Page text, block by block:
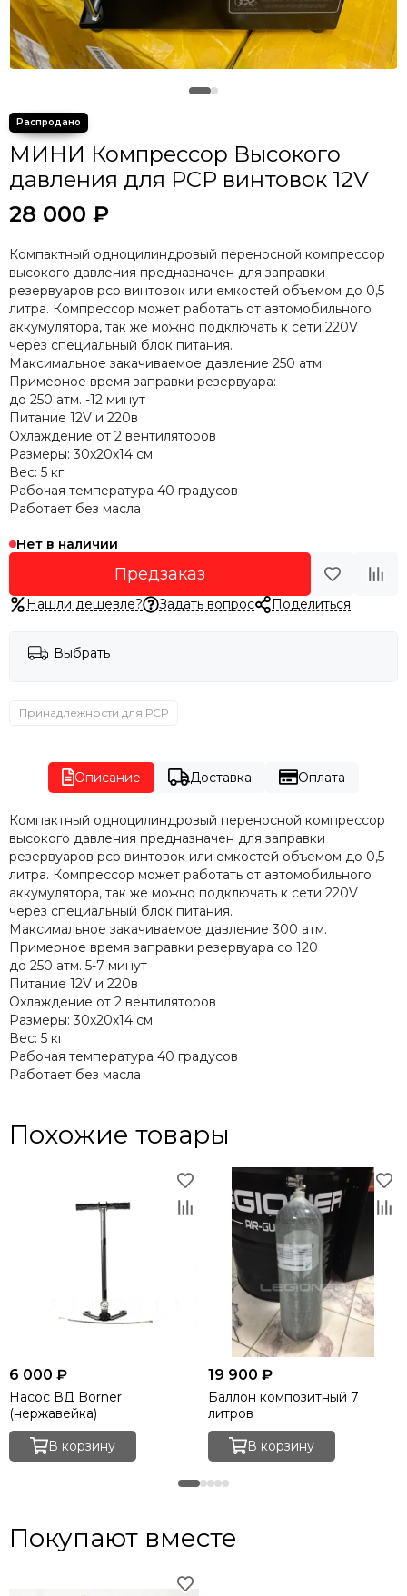
МИНИ Компрессор Высокого
давления для РСР винтовок 12V
28 000 ₽
Компактный одноцилиндровый переносной компрессор
высокого давления предназначен для заправки
резервуаров pcp винтовок или емкостей объемом до 0,5
литра. Компрессор может работать от автомобильного
аккумулятора, так же можно подключать к сети 220V
через специальный блок питания.
Максимальное закачиваемое давление 250 атм.
Примерное время заправки резервуара:
до 250 атм. -12 минут
Питание 12V и 220в
Охлаждение от 2 вентиляторов
Размеры: 30х20х14 см
Вес: 5 кг
Рабочая температура 40 градусов
Работает без масла
Нет в наличии
Предзаказ
Нашли дешевле? Задать вопрос Поделиться
Выбрать
Принадлежности для РСР
Описание Доставка Оплата
Компактный одноцилиндровый переносной компрессор
высокого давления предназначен для заправки
резервуаров pcp винтовок или емкостей объемом до 0,5
литра. Компрессор может работать от автомобильного
аккумулятора, так же можно подключать к сети 220V
через специальный блок питания.
Максимальное закачиваемое давление 300 атм.
Примерное время заправки резервуара со 120
до 250 атм. 5-7 минут
Питание 12V и 220в
Охлаждение от 2 вентиляторов
Размеры: 30х20х14 см
Вес: 5 кг
Рабочая температура 40 градусов
Работает без масла
Похожие товары
6 000 ₽
Насос ВД Borner
(нержавейка)
В корзину
19 900 ₽
Баллон композитный 7
литров
В корзину
Покупают вместе